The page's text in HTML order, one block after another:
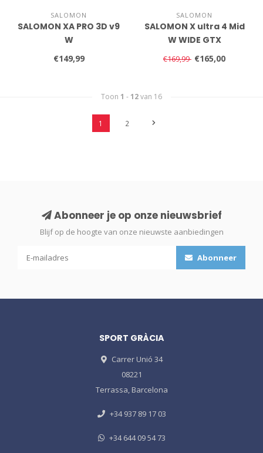
SALOMON
SALOMON XA PRO 3D v9
W
€149,99
SALOMON
SALOMON X ultra 4 Mid
W WIDE GTX
€169,99 €165,00
Toon 1 - 12van 16
1 2
Abonneer je op onze nieuwsbrief
Blijf op de hoogte van onze nieuwste aanbiedingen
Abonneer
SPORT GRÀCIA
Carrer Unió 34
08221
Terrassa, Barcelona
+34 937 89 17 03
+34 644 09 54 73